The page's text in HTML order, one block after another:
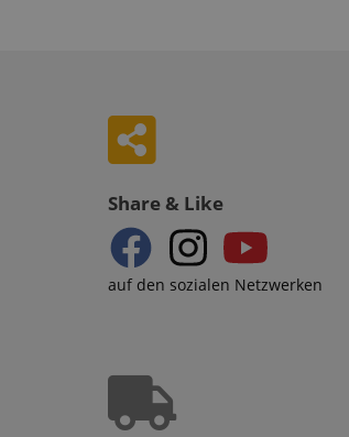
Share & Like
auf den sozialen Netzwerken
zoovu-
91347